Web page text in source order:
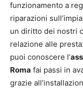
funzionamento a
riparazioni
un diritto dei nostri
relazione alle
puoi conoscere l’
Roma fai passi in
grazie